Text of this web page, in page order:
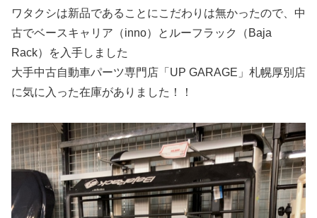
ワタクシは新品であることにこだわりは無かったので、中
古でベースキャリア（inno）とルーフラック（Baja
Rack）を入手しました
大手中古自動車パーツ専門店「UP GARAGE」札幌厚別店
に気に入った在庫がありました！！